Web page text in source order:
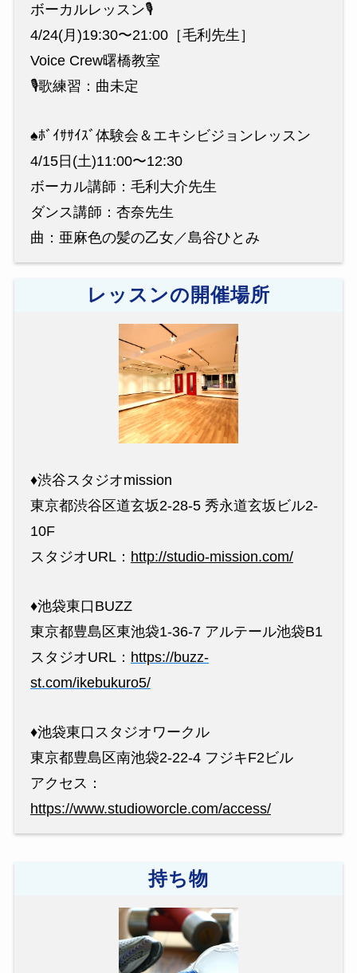
ボーカルレッスン🎙
4/24(月)19:30〜21:00［毛利先生］
Voice Crew曙橋教室
🎙歌練習：曲未定
♠️ﾎﾞｲｻｻｲｽﾞ体験会＆エキシビジョンレッスン
4/15日(土)11:00〜12:30
ボーカル講師：毛利大介先生
ダンス講師：杏奈先生
曲：亜麻色の髪の乙女／島谷ひとみ
レッスンの開催場所
♦︎渋谷スタジオmission
東京都渋谷区道玄坂2-28-5 秀永道玄坂ビル2-
10F
スタジオURL： http://studio-mission.com/
♦︎池袋東口BUZZ
東京都豊島区東池袋1-36-7 アルテール池袋B1
スタジオURL： https://buzz-
st.com/ikebukuro5/
♦︎池袋東口スタジオワークル
東京都豊島区南池袋2-22-4 フジキF2ビル
アクセス：
https://www.studioworcle.com/access/
持ち物